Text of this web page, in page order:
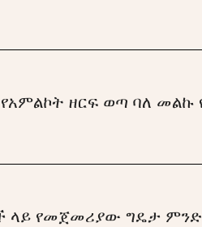
የአምልኮት ዘርፍ ወጣ ባለ
ላይ የመጀመሪያው ግዴታ